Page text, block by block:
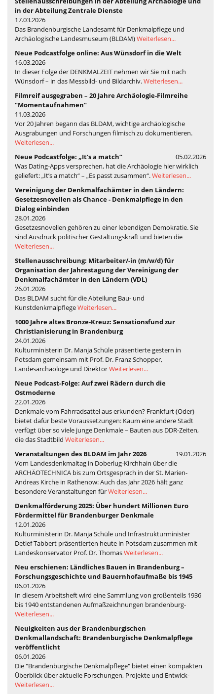
in der Abteilung Zentrale Dienste
17.03.2026
Das Brandenburgische Landesamt für Denkmalpflege und
Archäologische Landesmuseum (BLDAM)Weiterlesen...
Neue Podcastfolge online: Aus Wünsdorf in die Welt
16.03.2026
In dieser Folge der DENKMALZEIT nehmen wir Sie mit nach
Wünsdorf – in das Messbild- und Bildarchiv.Weiterlesen...
Filmreif ausgegraben – 20 Jahre Archäologie-Filmreihe
"Momentaufnahmen"
11.03.2026
Vor 20 Jahren begann das BLDAM, wichtige archäologische
Ausgrabungen und Forschungen filmisch zu dokumentieren.
Weiterlesen...
Neue Podcastfolge: „It’s a match“
05.02.2026
Was Dating-Apps versprechen, hat die Archäologie hier wirklich
geliefert: „It’s a match“ – „Es passt zusammen“.Weiterlesen...
Vereinigung der Denkmalfachämter in den Ländern:
Gesetzesnovellen als Chance - Denkmalpflege in den
Dialog einbinden
28.01.2026
Gesetzesnovellen gehören zu einer lebendigen Demokratie. Sie
sind Ausdruck politischer Gestaltungskraft und bieten die
Weiterlesen...
Stellenausschreibung: Mitarbeiter/-in (m/w/d) für
Organisation der Jahrestagung der Vereinigung der
Denkmalfachämter in den Ländern (VDL)
26.01.2026
Das BLDAM sucht für die Abteilung Bau- und
KunstdenkmalpflegeWeiterlesen...
1000 Jahre altes Bronze-Kreuz: Sensationsfund zur
Christianisierung in Brandenburg
24.01.2026
Kulturministerin Dr. Manja Schüle präsentierte gestern in
Potsdam gemeinsam mit Prof. Dr. Franz Schopper,
Landesarchäologe und DirektorWeiterlesen...
Neue Podcast-Folge: Auf zwei Rädern durch die
Ostmoderne
22.01.2026
Denkmale vom Fahrradsattel aus erkunden? Frankfurt (Oder)
bietet dafür beste Voraussetzungen: Kaum eine andere Stadt
verfügt über so viele junge Denkmale – Bauten aus DDR-Zeiten,
die das Stadtbild Weiterlesen...
Veranstaltungen des BLDAM im Jahr 2026
19.01.2026
Vom Landesdenkmaltag in Doberlug-Kirchhain über die
ARCHÄOTECHNICA bis zum Ortsgespräch in der St. Marien-
Andreas Kirche in Rathenow: Auch das Jahr 2026 hält ganz
besondere Veranstaltungen fürWeiterlesen...
Denkmalförderung 2025: Über hundert Millionen Euro
Fördermittel für Brandenburger Denkmale
12.01.2026
Kulturministerin Dr. Manja Schüle und Infrastrukturminister
Detlef Tabbert präsentierten heute in Potsdam zusammen mit
Landeskonservator Prof. Dr. ThomasWeiterlesen...
Neu erschienen: Ländliches Bauen in Brandenburg –
Forschungsgeschichte und Bauernhofaufmaße bis 1945
06.01.2026
In diesem Arbeitsheft wird eine Sammlung von großenteils 1936
bis 1940 entstandenen Aufmaßzeichnungen brandenburg-
Weiterlesen...
Neuigkeiten aus der Brandenburgischen
Denkmallandschaft: Brandenburgische Denkmalpflege
veröffentlicht
06.01.2026
Die "Brandenburgische Denkmalpflege" bietet einen kompakten
Überblick über aktuelle Forschungen, Projekte und Entwick-
Weiterlesen...